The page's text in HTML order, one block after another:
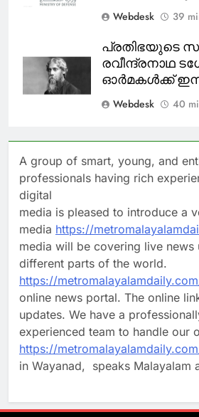
Webdesk
39
പ്രതിഭയുടെ
രവീന്ദ്രനാഥ
ഓര്‍മകള്‍ക്ക്
Webdesk
40
A group of smart, young, and
professionals having rich
digital
media is pleased to introduce a
media https://
media will be covering live news
different parts of the world.
https://
online news portal. The online
updates. We have a
experienced team to handle our
https://
in Wayanad, speaks Malayalam